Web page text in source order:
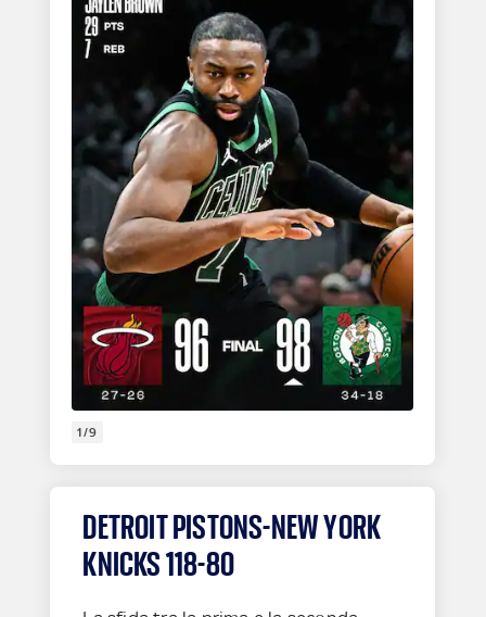
1/9
DETROIT PISTONS-NEW YORK
KNICKS 118-80